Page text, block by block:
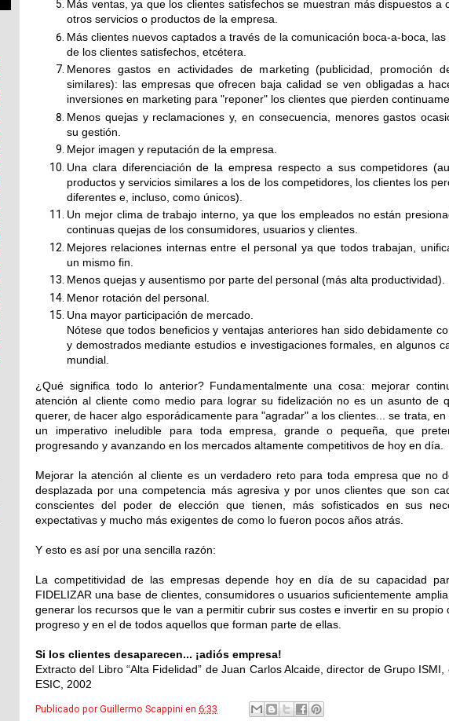
Más ventas, ya que los clientes satisfechos se muestran más dispuestos a
otros servicios o productos de la empresa.
Más clientes nuevos captados a través de la comunicación boca-a-boca,
de los clientes satisfechos, etcétera.
Menores gastos en actividades de marketing (publicidad, promoción
similares): las empresas que ofrecen baja calidad se ven obligadas a
inversiones en marketing para "reponer" los clientes que pierden
Menos quejas y reclamaciones y, en consecuencia, menores gastos
su gestión.
Mejor imagen y reputación de la empresa.
Una clara diferenciación de la empresa respecto a sus competidores
productos y servicios similares a los de los competidores, los clientes los
diferentes e, incluso, como únicos).
Un mejor clima de trabajo interno, ya que los empleados no están
continuas quejas de los consumidores, usuarios y clientes.
Mejores relaciones internas entre el personal ya que todos trabajan,
un mismo fin.
Menos quejas y ausentismo por parte del personal (más alta productividad).
Menor rotación del personal.
Una mayor participación de mercado.
Nótese que todos beneficios y ventajas anteriores han sido debidamente
y demostrados mediante estudios e investigaciones formales, en algunos
mundial.
¿Qué significa todo lo anterior? Fundamentalmente una cosa: mejorar
atención al cliente como medio para lograr su fidelización no es un asunto de
querer, de hacer algo esporádicamente para "agradar" a los clientes... se trata, en
un imperativo ineludible para toda empresa, grande o pequeña, que
progresando y avanzando en los mercados altamente competitivos de hoy en día.
Mejorar la atención al cliente es un verdadero reto para toda empresa que no
desplazada por una competencia más agresiva y por unos clientes que son
conscientes del poder de elección que tienen, más sofisticados en sus
expectativas y mucho más exigentes de como lo fueron pocos años atrás.
Y esto es así por una sencilla razón:
La competitividad de las empresas depende hoy en día de su capacidad
FIDELIZAR una base de clientes, consumidores o usuarios suficientemente
generar los recursos que le van a permitir cubrir sus costes e invertir en su propio
progreso y en el de todos aquellos que forman parte de ellas.
Si los clientes desaparecen... ¡adiós empresa!
Extracto del Libro “Alta Fidelidad” de Juan Carlos Alcaide, director de Grupo
ESIC, 2002
Publicado por Guillermo Scappini en 6:33